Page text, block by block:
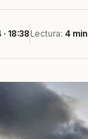
18:38 Lectura: 4 min